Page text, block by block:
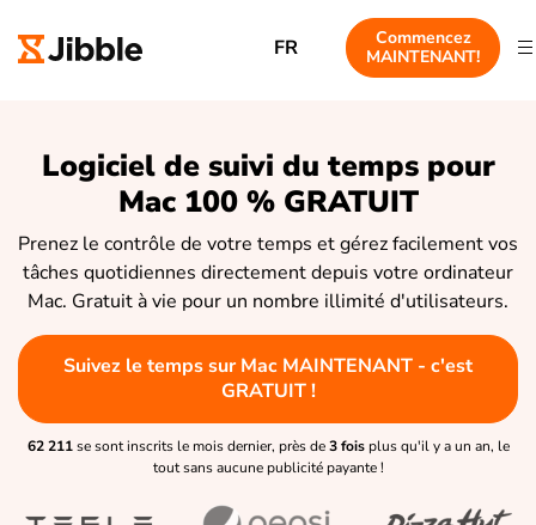
FR
Commencez
MAINTENANT!
Logiciel de suivi du temps pour
Mac 100 % GRATUIT
Prenez le contrôle de votre temps et gérez facilement vos
tâches quotidiennes directement depuis votre ordinateur
Mac. Gratuit à vie pour un nombre illimité d'utilisateurs.
Suivez le temps sur Mac MAINTENANT - c'est
GRATUIT !
62 211 se sont inscrits le mois dernier, près de 3 fois plus qu'il y a un an, le
tout sans aucune publicité payante !